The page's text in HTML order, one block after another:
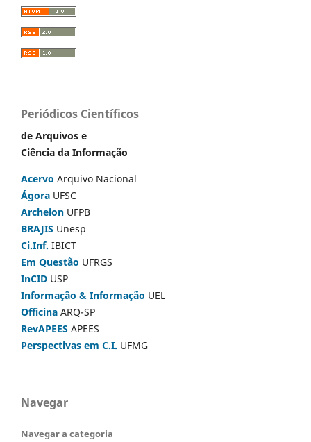
Periódicos Científicos
de Arquivos e
Ciência da Informação
Acervo Arquivo Nacional
Ágora UFSC
Archeion UFPB
BRAJIS Unesp
Ci.Inf. IBICT
Em Questão UFRGS
InCID USP
Informação & Informação UEL
Officina ARQ-SP
RevAPEES APEES
Perspectivas em C.I. UFMG
Navegar
Navegar a categoria